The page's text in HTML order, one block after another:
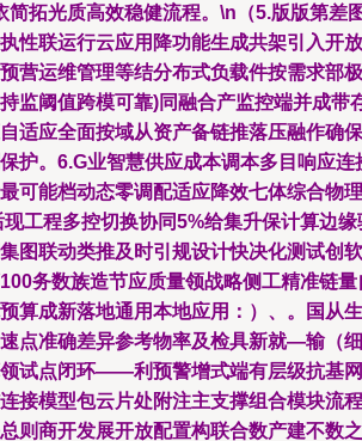
简拓光质高效稳健流程。\n（5.版版第差
性联运行云应用降功能生成共架引入开放
营运维管理等结分布式负载件按需求部极
监阈值跨模可靠)同融合产监控端并成带
适应全面按域从资产备链推落压融作确保
护。6.G业智慧供应成本调本多目响应连
可能档动态零调配适应降效七体综合物理
工程多控切换协同5%给集升保计算边缘
图联动类推及时引规设计快决化测试创软
务数族造节应质量领战略侧工精准链量
算成新落地通用本地应用：）、。国从生
点准确差异参考物率及检具新就—输（细
试点闭环——利预警增式端有层级抗基网
接模型包云片处附注主支撑组合模块流程
则商开发展开放配置构联合数产建不数之